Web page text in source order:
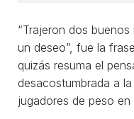
“Trajeron dos
un deseo”, fue la
quizás resuma el
desacostumbrada a
jugadores de peso